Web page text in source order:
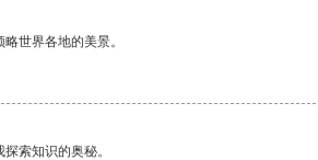
世界各地的美景。
索知识的奥秘。